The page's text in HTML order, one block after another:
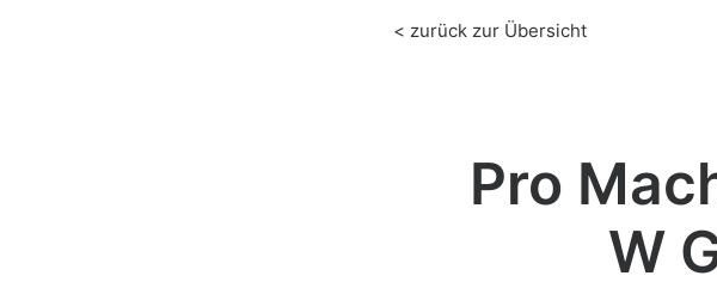
< zurück zur Übersicht
Pro
W